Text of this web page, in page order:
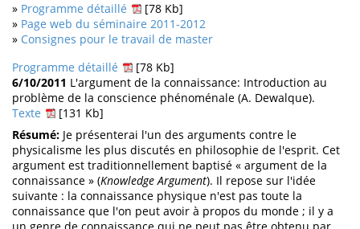
» Programme détaillé
[78 Kb]
» Page web du séminaire 2011-2012
» Consignes pour le travail de master
Programme détaillé
[78 Kb]
6/10/2011 L'argument de la connaissance: Introduction au
problème de la conscience phénoménale (A. Dewalque).
Texte
[131 Kb]
Résumé: Je présenterai l'un des arguments contre le
physicalisme les plus discutés en philosophie de l'esprit. Cet
argument est traditionnellement baptisé « argument de la
connaissance » (Knowledge Argument). Il repose sur l'idée
suivante : la connaissance physique n'est pas toute la
connaissance que l'on peut avoir à propos du monde ; il y a